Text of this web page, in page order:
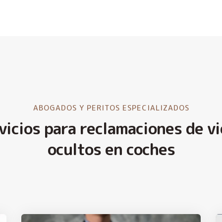
ABOGADOS Y PERITOS ESPECIALIZADOS
para reclamaciones de
ocultos en coches